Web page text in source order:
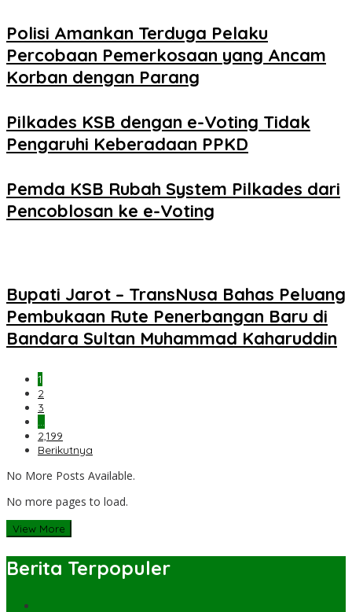
Polisi Amankan Terduga Pelaku
Percobaan Pemerkosaan yang Ancam
Korban dengan Parang
Pilkades KSB dengan e-Voting Tidak
Pengaruhi Keberadaan PPKD
Pemda KSB Rubah System Pilkades dari
Pencoblosan ke e-Voting
Bupati Jarot – TransNusa Bahas Peluang
Pembukaan Rute Penerbangan Baru di
Bandara Sultan Muhammad Kaharuddin
1
2
3
…
2,199
Berikutnya
No More Posts Available.
No more pages to load.
View More
Berita Terpopuler